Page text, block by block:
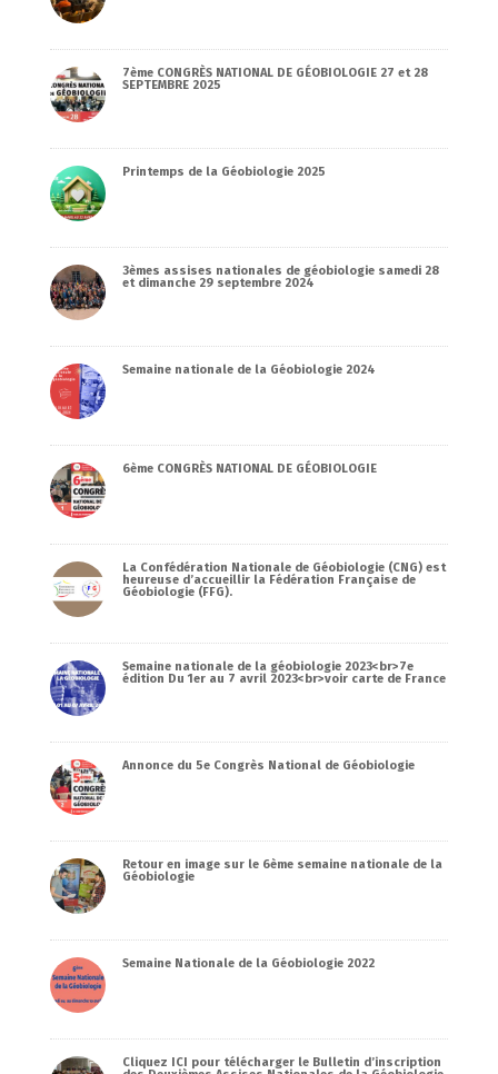
7ème CONGRÈS NATIONAL DE GÉOBIOLOGIE 27 et 28
SEPTEMBRE 2025
Printemps de la Géobiologie 2025
3èmes assises nationales de géobiologie samedi 28
et dimanche 29 septembre 2024
Semaine nationale de la Géobiologie 2024
6ème CONGRÈS NATIONAL DE GÉOBIOLOGIE
La Confédération Nationale de Géobiologie (CNG) est
heureuse d’accueillir la Fédération Française de
Géobiologie (FFG).
Semaine nationale de la géobiologie 2023<br>7e
édition Du 1er au 7 avril 2023<br>voir carte de France
Annonce du 5e Congrès National de Géobiologie
Retour en image sur le 6ème semaine nationale de la
Géobiologie
Semaine Nationale de la Géobiologie 2022
Cliquez ICI pour télécharger le Bulletin d’inscription